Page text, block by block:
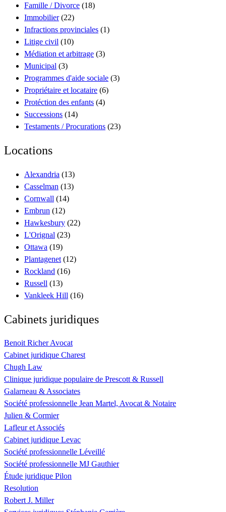
Famille / Divorce (18)
Immobilier(22)
Infractions provinciales (1)
Litige civil (10)
Médiation et arbitrage (3)
Municipal (3)
Programmes d'aide sociale (3)
Propriétaire et locataire (6)
Protéction des enfants (4)
Successions (14)
Testaments / Procurations (23)
Locations
Alexandria (13)
Casselman (13)
Cornwall (14)
Embrun (12)
Hawkesbury (22)
L'Orignal (23)
Ottawa (19)
Plantagenet (12)
Rockland (16)
Russell (13)
Vankleek Hill (16)
Cabinets juridiques
Benoit Richer Avocat
Cabinet juridique Charest
Chugh Law
Clinique juridique populaire de Prescott & Russell
Galarneau & Associates
Société professionnelle Jean Martel, Avocat & Notaire
Julien & Cormier
Lafleur et Associés
Cabinet juridique Levac
Société professionnelle Léveillé
Société professionnelle MJ Gauthier
Étude juridique Pilon
Resolution
Robert J. Miller